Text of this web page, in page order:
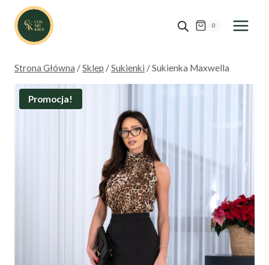
Przejdź
treści
0
Strona Główna /Sklep /Sukienki /Sukienka Maxwella
Promocja!